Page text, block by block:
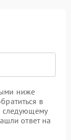
ниже
в
следующему
ответ на